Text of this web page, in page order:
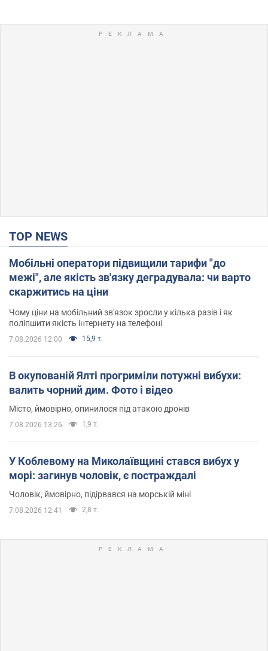
TOP NEWS
Мобільні оператори підвищили тарифи "до
межі", але якість зв'язку деградувала: чи варто
скаржитись на ціни
Чому ціни на мобільний зв'язок зросли у кілька разів і як
поліпшити якість інтернету на телефоні
7.08.2026 12:00 15,9 т.
В окупованій Ялті прогриміли потужні вибухи:
валить чорний дим. Фото і відео
Місто, ймовірно, опинилося під атакою дронів
7.08.2026 13:26 1,9 т.
У Коблевому на Миколаївщині стався вибух у
морі: загинув чоловік, є постраждалі
Чоловік, ймовірно, підірвався на морській міні
7.08.2026 12:41 2,8 т.